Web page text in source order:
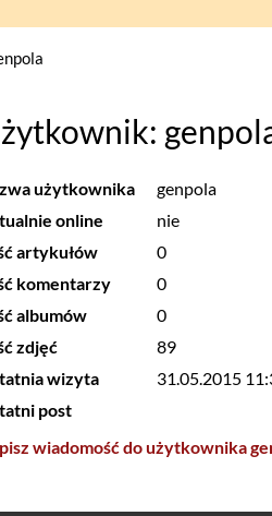
użytkownika
genpola
online
nie
artykułów
0
komentarzy
0
albumów
0
zdjęć
89
wizyta
31.05.2015
post
wiadomość do użytkownika